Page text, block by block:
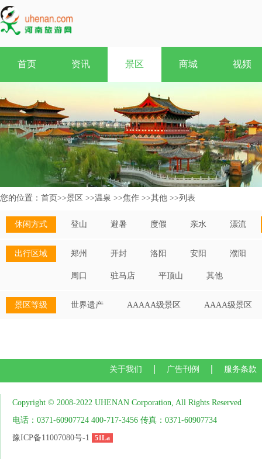
首页 资讯 景区 商城 视频
您的位置： 首页>>景区 >>温泉 >>焦作 >>其他 >>列表
休闲方式 登山 避暑 度假 亲水 漂流
出行区域 郑州 开封 洛阳 安阳 濮阳
周口 驻马店 平顶山 其他
景区等级 世界遗产 AAAAA级景区 AAAA级景区
关于我们 广告刊例 服务条款
Copyright © 2008-2022 UHENAN Corporation, All Rights Reserved
电话：0371-60907724 400-717-3456 传真：0371-60907734
豫ICP备11007080号-1
51La